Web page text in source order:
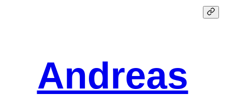
Andreas